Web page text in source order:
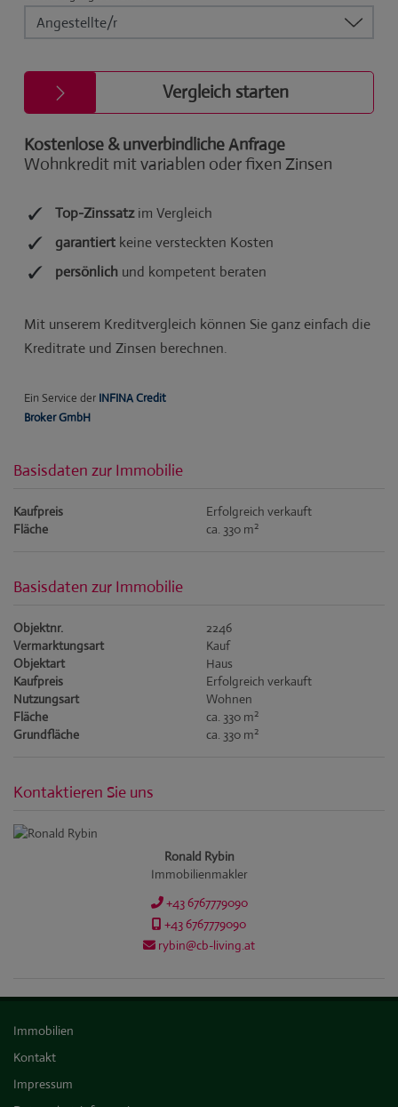
Basisdaten zur Immobilie
Kaufpreis
Erfolgreich verkauft
Fläche
ca. 330 m2
Basisdaten zur Immobilie
Objektnr.
2246
Vermarktungsart
Kauf
Objektart
Haus
Kaufpreis
Erfolgreich verkauft
Nutzungsart
Wohnen
Fläche
ca. 330 m2
Grundfläche ca. 330 m2
Kontaktieren Sie uns
Ronald Rybin
Immobilienmakler
+43 6767779090
+43 6767779090
rybin@cb-living.at
Immobilien
Kontakt
Impressum